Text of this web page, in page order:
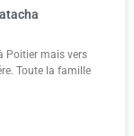
Poitier mais vers
Toute la famille